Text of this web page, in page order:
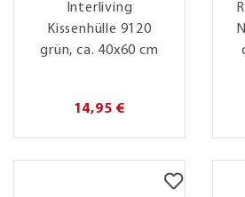
Interliving
Kissenhülle 9120
grün, ca. 40x60 cm
14,95 €